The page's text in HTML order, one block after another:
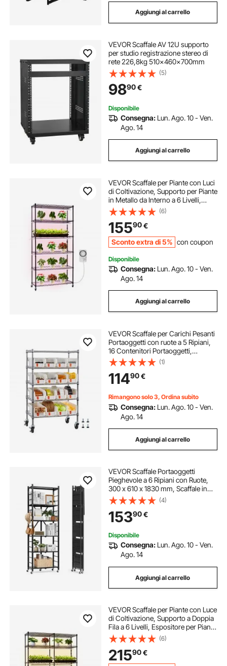
Aggiungi al carrello
VEVOR Scaffale AV 12U supporto
per studio registrazione stereo di
rete 226,8kg 510x460x700mm
(5)
9890€
Disponibile
Consegna: Lun. Ago. 10 - Ven.
Ago. 14
Aggiungi al carrello
VEVOR Scaffale per Piante con Luci
di Coltivazione, Supporto per Piante
in Metallo da Interno a 6 Livelli,
Espositore Alto 180 cm con Ruote e
Timer, Luci a Spettro Completo da
150 W e 3800 K
(6)
15590€
Sconto extra di 5% con coupon
Disponibile
Consegna: Lun. Ago. 10 - Ven.
Ago. 14
Aggiungi al carrello
VEVOR Scaffale per Carichi Pesanti
Portaoggetti con ruote a 5 Ripiani,
16 Contenitori Portaoggetti,
Sistema di Scaffalature in Filo
d'Acciaio, per Garage, Magazzino,
Ufficio, Ristorante, Aula, Cucina
(1)
11490€
Rimangono solo 3, Ordina subito
Consegna: Lun. Ago. 10 - Ven.
Ago. 14
Aggiungi al carrello
VEVOR Scaffale Portaoggetti
Pieghevole a 6 Ripiani con Ruote,
300 x 610 x 1830 mm, Scaffale in
Metallo Pieghevole, Resistente,
Senza Montaggio, per Garage,
Cucina, Cantina, Nero Capacità
340 kg
(4)
15390€
Disponibile
Consegna: Lun. Ago. 10 - Ven.
Ago. 14
Aggiungi al carrello
VEVOR Scaffale per Piante con Luce
di Coltivazione, Supporto a Doppia
Fila a 6 Livelli, Espositore per Piante
Alto 180 cm in Metallo con Ruote e
Timer, Luci di Coltivazione a Spettro
Completo 200 W
(6)
21590€